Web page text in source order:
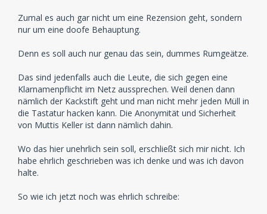
Zumal es auch gar nicht um eine Rezension geht, sondern
nur um eine doofe Behauptung.
Denn es soll auch nur genau das sein, dummes Rumgeätze.
Das sind jedenfalls auch die Leute, die sich gegen eine
Klarnamenpflicht im Netz aussprechen. Weil denen dann
nämlich der Kackstift geht und man nicht mehr jeden Müll in
die Tastatur hacken kann. Die Anonymität und Sicherheit
von Muttis Keller ist dann nämlich dahin.
Wo das hier unehrlich sein soll, erschließt sich mir nicht. Ich
habe ehrlich geschrieben was ich denke und was ich davon
halte.
So wie ich jetzt noch was ehrlich schreibe: